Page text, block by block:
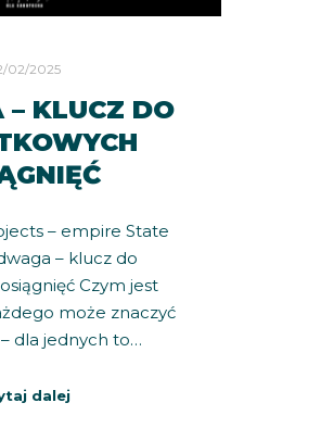
02/2025
– KLUCZ DO
– empire State
– klucz do
Czym jest
może znaczyć
dla jednych to…
dalej